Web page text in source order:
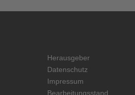
Herausgeber
Datenschutz
Impressum
Bearbeitungsstand